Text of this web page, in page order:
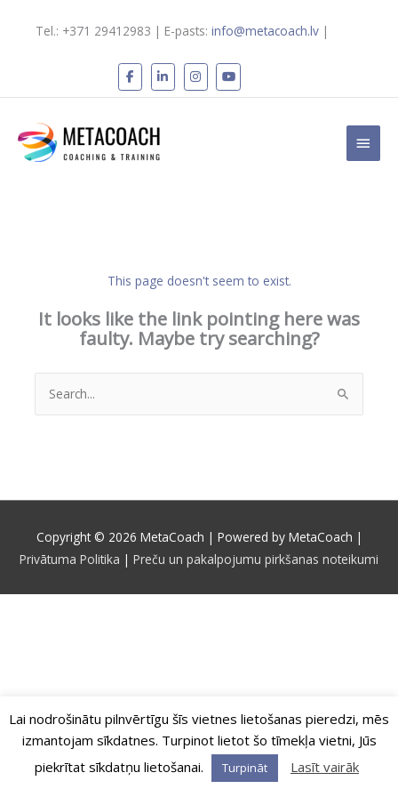
Tel.: +371 29412983 | E-pasts: info@metacoach.lv|
Main
This page doesn't seem to exist.
It looks like the link pointing here was
faulty. Maybe try searching?
Search
for:
Copyright © 2026 MetaCoach | Powered by MetaCoach |
Privātuma Politika | Preču un pakalpojumu pirkšanas noteikumi
Lai nodrošinātu pilnvērtīgu šīs vietnes lietošanas pieredzi, mēs
izmantojam sīkdatnes. Turpinot lietot šo tīmekļa vietni, Jūs
piekrītat sīkdatņu lietošanai.
Turpināt Lasīt vairāk